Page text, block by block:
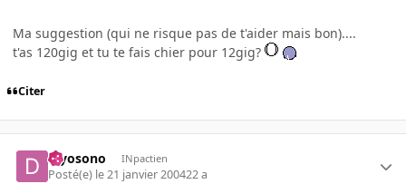
Ma suggestion (qui ne risque pas de t'aider mais bon)....
t'as 120gig et tu te fais chier pour 12gig?
Citer
djyosono INpactien
Posté(e) le 21 janvier 200422 a